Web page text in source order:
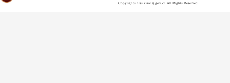
Copyrights hrss.xizang.gov.cn All Rights Reserved.